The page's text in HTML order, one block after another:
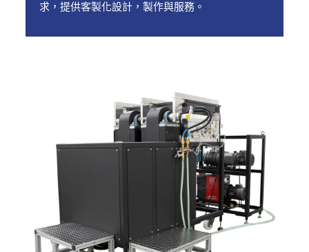
求，提供客製化設計，製作與服務。